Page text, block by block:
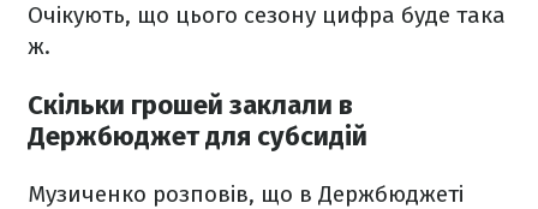
Очікують, що цього сезону цифра буде така
ж.
Скільки грошей заклали в
Держбюджет для субсидій
Музиченко розповів, що в Держбюджеті